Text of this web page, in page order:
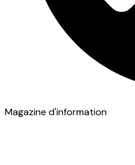
Magazine d'information